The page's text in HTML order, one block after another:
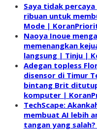
Saya tidak
ribuan untuk
Mode |
Naoya Inoue
memenangkan
langsung | Tinju |
Adegan topless
disensor di Timur
bintang Brit
komputer |
TechScape:
membuat AI lebih
tangan yang